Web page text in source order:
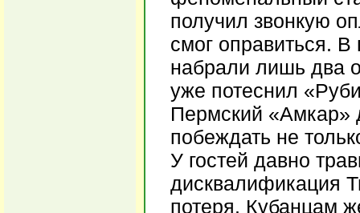
получил звонкую
смог оправиться.
набрали лишь два
уже потеснил
Пермский «Амкар»
побеждать не
У гостей давно
дисквалификация
потеря. Кубанцам